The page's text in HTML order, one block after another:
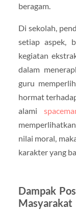
beragam.
Di sekolah,
setiap aspek,
kegiatan
dalam
guru
hormat
alami
nilai moral,
karakter yang
Dampak
Masyarakat